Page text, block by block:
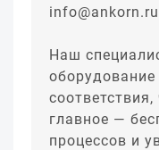
info@ankorn.ru
Наш
оборудование
главное —
процессов и